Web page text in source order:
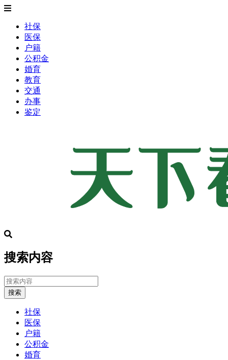
社保
医保
户籍
公积金
婚育
教育
交通
办事
鉴定
搜索内容
搜索
社保
医保
户籍
公积金
婚育